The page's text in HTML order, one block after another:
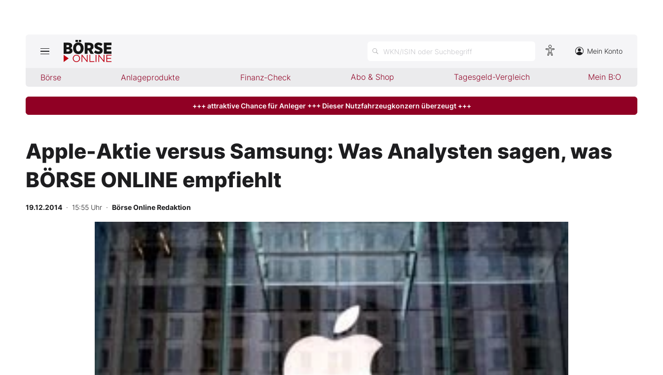
WKN/ISIN oder Suchbegriff Mein Konto
Börse Anlageprodukte Finanz-Check Abo & Shop Tagesgeld-Vergleich Mein B:O
Börse
Abo & Shop
BO-Musterdepots
Experten
Mein B:O
Mein Konto
Folgen Sie uns
+++ attraktive Chance für Anleger +++ Dieser Nutzfahrzeugkonzern überzeugt +++
Apple-Aktie versus Samsung: Was Analysten sagen, was
BÖRSE ONLINE empfiehlt
19.12.2014 · 15:55 Uhr · Börse Online Redaktion